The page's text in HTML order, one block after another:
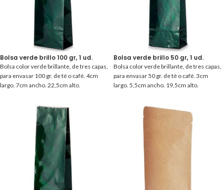
Bolsa verde brillo 100 gr, 1 ud.
Bolsa color verde brillante, de tres capas,
para envasar 100 gr. de té o café. 4cm
largo. 7cm ancho. 22,5cm alto.
Bolsa verde brillo 50 gr, 1 ud.
Bolsa color verde brillante, de tres capas,
para envasar 50 gr. de té o café. 3cm
largo. 5,5cm ancho. 19,5cm alto.